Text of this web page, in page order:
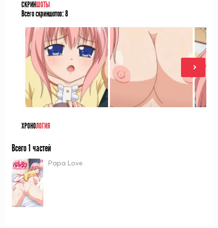
СКРИН ШОТЫ
Всего скриншотов:8
ХРОНОЛОГИЯ
Всего 1 частей
Papa Love